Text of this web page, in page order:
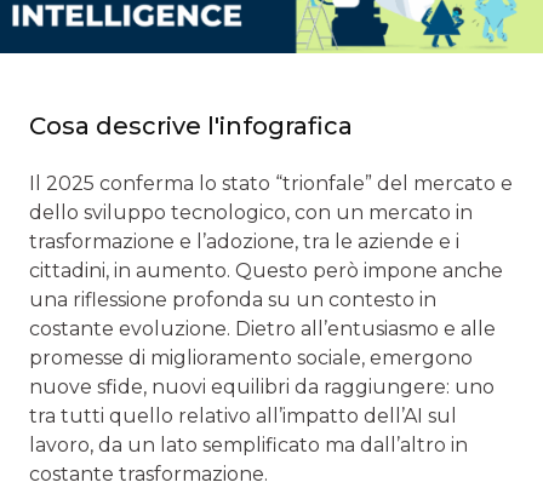
Cosa descrive l'infografica
Il 2025 conferma lo stato “trionfale” del mercato e
dello sviluppo tecnologico, con un mercato in
trasformazione e l’adozione, tra le aziende e i
cittadini, in aumento. Questo però impone anche
una riflessione profonda su un contesto in
costante evoluzione. Dietro all’entusiasmo e alle
promesse di miglioramento sociale, emergono
nuove sfide, nuovi equilibri da raggiungere: uno
tra tutti quello relativo all’impatto dell’AI sul
lavoro, da un lato semplificato ma dall’altro in
costante trasformazione.